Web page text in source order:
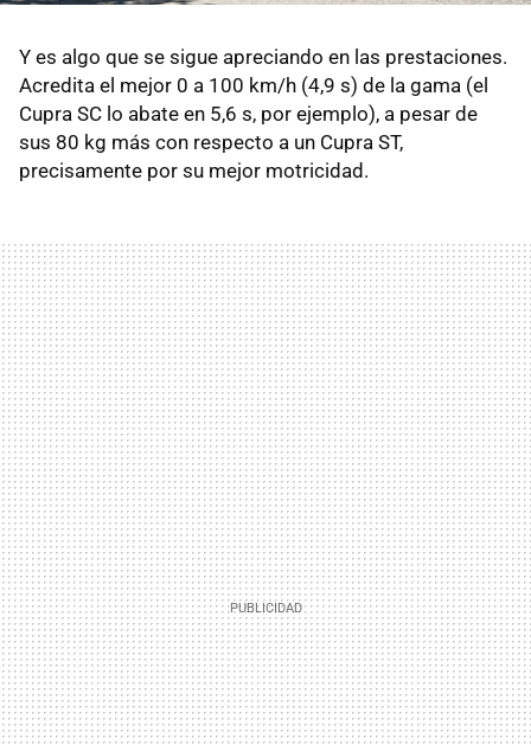
Y es algo que se sigue apreciando en las prestaciones.
Acredita el mejor 0 a 100 km/h (4,9 s) de la gama (el
Cupra SC lo abate en 5,6 s, por ejemplo), a pesar de
sus 80 kg más con respecto a un Cupra ST,
precisamente por su mejor motricidad.